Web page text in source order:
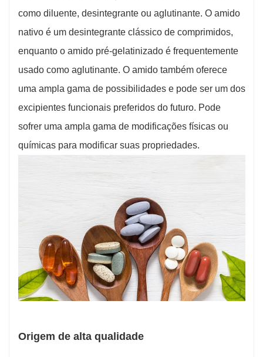
como diluente, desintegrante ou aglutinante. O amido
nativo é um desintegrante clássico de comprimidos,
enquanto o amido pré-gelatinizado é frequentemente
usado como aglutinante. O amido também oferece
uma ampla gama de possibilidades e pode ser um dos
excipientes funcionais preferidos do futuro. Pode
sofrer uma ampla gama de modificações físicas ou
químicas para modificar suas propriedades.
Origem de alta qualidade